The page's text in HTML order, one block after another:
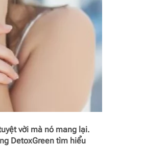
vời mà nó mang lại.
DetoxGreen tìm hiểu